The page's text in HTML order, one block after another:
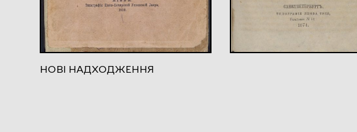
НОВІ НАДХОДЖЕННЯ